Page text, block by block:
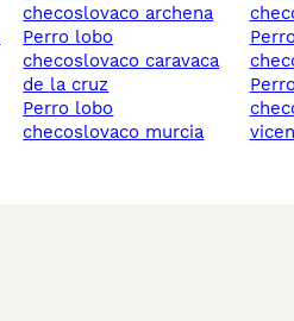
checoslovaco archena
perro lobo
checoslovaco caravaca
de la cruz
perro lobo
checoslovaco murcia
perro lobo
perro lobo